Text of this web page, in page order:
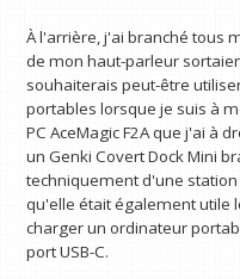
À l'arrière, j'ai branché tous
de mon haut-parleur
souhaiterais peut-être
portables lorsque je suis à
PC AceMagic F2A que j'ai à
un Genki Covert Dock Mini
techniquement d'une
qu'elle était également utile
charger un ordinateur
port USB-C.